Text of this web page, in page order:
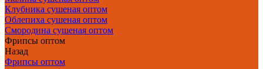
Клубника сушеная оптом
Облепиха сушеная оптом
Смородина сушеная оптом
Фрипсы оптом
Назад
Фрипсы оптом